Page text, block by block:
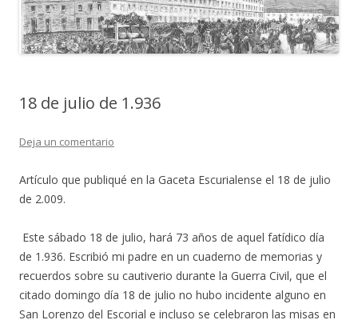
18 de julio de 1.936
Deja un comentario
Artículo que publiqué en la Gaceta Escurialense el 18 de julio
de 2.009.
Este sábado 18 de julio, hará 73 años de aquel fatídico día
de 1.936. Escribió mi padre en un cuaderno de memorias y
recuerdos sobre su cautiverio durante la Guerra Civil, que el
citado domingo día 18 de julio no hubo incidente alguno en
San Lorenzo del Escorial e incluso se celebraron las misas en